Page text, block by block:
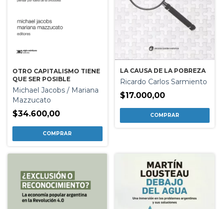
OTRO CAPITALISMO TIENE
QUE SER POSIBLE
Michael Jacobs / Mariana
Mazzucato
$34.600,00
LA CAUSA DE LA POBREZA
Ricardo Carlos Sarmiento
$17.000,00